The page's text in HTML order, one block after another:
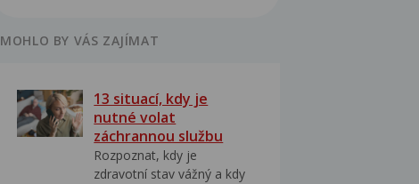
MOHLO BY VÁS ZAJÍMAT
13 situací, kdy je
nutné volat
záchrannou službu
Rozpoznat, kdy je
zdravotní stav vážný a kdy